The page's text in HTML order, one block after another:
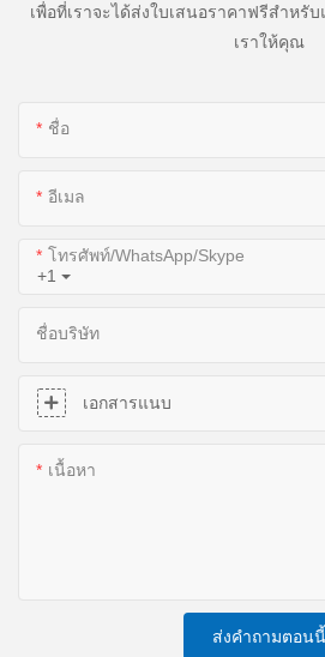
เพื่อที่เราจะได้ส่งใบเสนอราคาฟรีสำห
เราให้คุณ
ชื่อ
อีเมล
+1
โทรศัพท์/WhatsApp/Skype
ชื่อบริษัท
เอกสารแนบ
เนื้อหา
ส่งคำถามตอนนี้